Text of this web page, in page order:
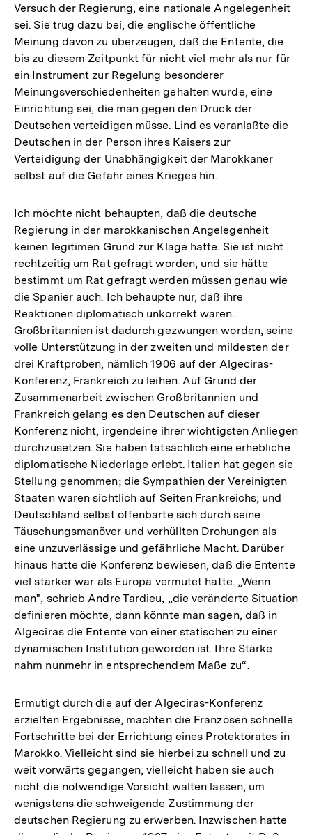
Versuch der Regierung, eine nationale Angelegenheit
sei. Sie trug dazu bei, die englische öffentliche
Meinung davon zu überzeugen, daß die Entente, die
bis zu diesem Zeitpunkt für nicht viel mehr als nur für
ein Instrument zur Regelung besonderer
Meinungsverschiedenheiten gehalten wurde, eine
Einrichtung sei, die man gegen den Druck der
Deutschen verteidigen müsse. Lind es veranlaßte die
Deutschen in der Person ihres Kaisers zur
Verteidigung der Unabhängigkeit der Marokkaner
selbst auf die Gefahr eines Krieges hin.
Ich möchte nicht behaupten, daß die deutsche
Regierung in der marokkanischen Angelegenheit
keinen legitimen Grund zur Klage hatte. Sie ist nicht
rechtzeitig um Rat gefragt worden, und sie hätte
bestimmt um Rat gefragt werden müssen genau wie
die Spanier auch. Ich behaupte nur, daß ihre
Reaktionen diplomatisch unkorrekt waren.
Großbritannien ist dadurch gezwungen worden, seine
volle Unterstützung in der zweiten und mildesten der
drei Kraftproben, nämlich 1906 auf der Algeciras-
Konferenz, Frankreich zu leihen. Auf Grund der
Zusammenarbeit zwischen Großbritannien und
Frankreich gelang es den Deutschen auf dieser
Konferenz nicht, irgendeine ihrer wichtigsten Anliegen
durchzusetzen. Sie haben tatsächlich eine erhebliche
diplomatische Niederlage erlebt. Italien hat gegen sie
Stellung genommen; die Sympathien der Vereinigten
Staaten waren sichtlich auf Seiten Frankreichs; und
Deutschland selbst offenbarte sich durch seine
Täuschungsmanöver und verhüllten Drohungen als
eine unzuverlässige und gefährliche Macht. Darüber
hinaus hatte die Konferenz bewiesen, daß die Entente
viel stärker war als Europa vermutet hatte. „Wenn
man", schrieb Andre Tardieu, „die veränderte Situation
definieren möchte, dann könnte man sagen, daß in
Algeciras die Entente von einer statischen zu einer
dynamischen Institution geworden ist. Ihre Stärke
nahm nunmehr in entsprechendem Maße zu“.
Ermutigt durch die auf der Algeciras-Konferenz
erzielten Ergebnisse, machten die Franzosen schnelle
Fortschritte bei der Errichtung eines Protektorates in
Marokko. Vielleicht sind sie hierbei zu schnell und zu
weit vorwärts gegangen; vielleicht haben sie auch
nicht die notwendige Vorsicht walten lassen, um
wenigstens die schweigende Zustimmung der
deutschen Regierung zu erwerben. Inzwischen hatte